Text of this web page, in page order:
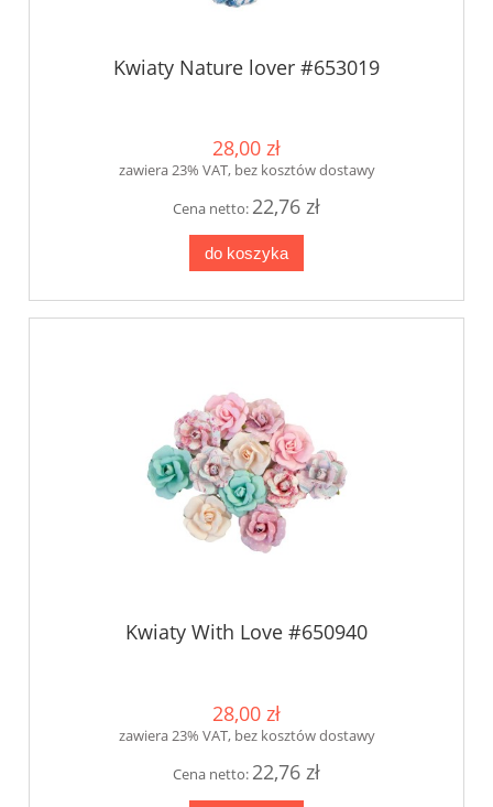
Kwiaty Nature lover #653019
28,00 zł
zawiera 23% VAT, bez kosztów dostawy
Cena netto: 22,76 zł
do koszyka
Kwiaty With Love #650940
28,00 zł
zawiera 23% VAT, bez kosztów dostawy
Cena netto: 22,76 zł